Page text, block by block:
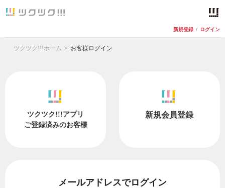
新規登録 / ログイン
ツクツク!!!ホーム お客様ログイン
ツクツク!!!アプリ
ご登録済みのお客様
新規会員登録
メールアドレスでログイン